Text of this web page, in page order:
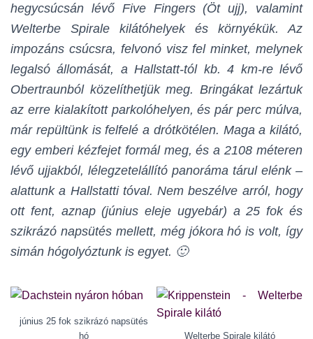
hegycsúcsán lévő Five Fingers (Öt ujj), valamint
Welterbe Spirale kilátóhelyek és környékük. Az
impozáns csúcsra, felvonó visz fel minket, melynek
legalsó állomását, a Hallstatt-tól kb. 4 km-re lévő
Obertraunból közelíthetjük meg. Bringákat lezártuk
az erre kialakított parkolóhelyen, és pár perc múlva,
már repültünk is felfelé a drótkötélen. Maga a kilátó,
egy emberi kézfejet formál meg, és a 2108 méteren
lévő ujjakból, lélegzetelállító panoráma tárul elénk –
alattunk a Hallstatti tóval. Nem beszélve arról, hogy
ott fent, aznap (június eleje ugyebár) a 25 fok és
szikrázó napsütés mellett, még jókora hó is volt, így
simán hógolyóztunk is egyet. 🙂
június 25 fok szikrázó napsütés
hó
Welterbe Spirale kilátó